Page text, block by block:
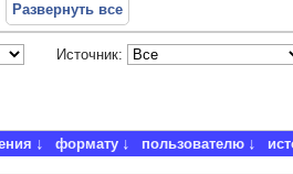
Развернуть все
Источник:
формату пользователю